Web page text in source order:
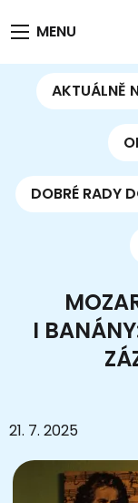
MENU
AKTUÁLNĚ
DOBRÉ RADY
I
21. 7. 2025